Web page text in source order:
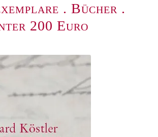
. Bücher .
200 Euro